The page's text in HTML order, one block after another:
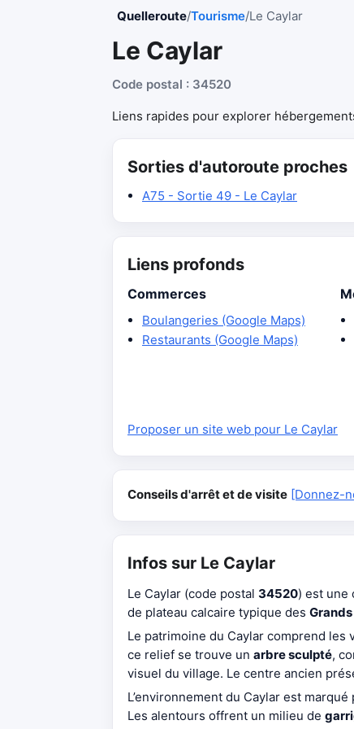
Quelleroute/Tourisme/Le Caylar
Le Caylar
Code postal : 34520
Liens rapides pour explorer
Sorties d'autoroute proches
A75 - Sortie 49 - Le Caylar
Liens profonds
Commerces
Boulangeries (Google Maps)
Restaurants (Google Maps)
Proposer un site web pour Le Caylar
Conseils d'arrêt et de visite [Donnez-
Infos sur Le Caylar
Le Caylar (code postal 34520) est une
de plateau calcaire typique des
Le patrimoine du Caylar comprend les
ce relief se trouve un arbre sculpté,
visuel du village. Le centre ancien
L’environnement du Caylar est
Les alentours offrent un milieu de